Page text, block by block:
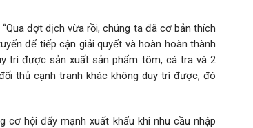
đợt dịch vừa rồi, chúng ta đã cơ bản thích
để tiếp cận giải quyết và hoàn hoàn thành
trì được sản xuất sản phẩm tôm, cá tra và 2
thủ cạnh tranh khác không duy trì được, đó
cơ hội đẩy mạnh xuất khẩu khi nhu cầu nhập